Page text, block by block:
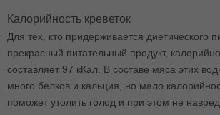
Калорийность креветок
Для тех, кто придерживается диетического
прекрасный питательный продукт,
составляет 97 кКал. В составе мяса этих
много белков и кальция, но мало
поможет утолить голод и при этом не